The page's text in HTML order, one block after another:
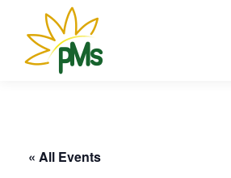
« All Events